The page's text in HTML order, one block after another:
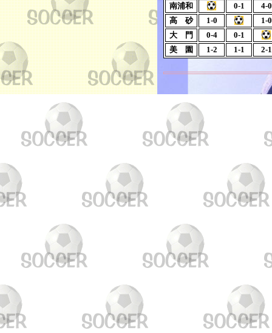
南浦和
0-1
4-0
高 砂
1-0
1-0
大 門
0-4
0-1
美 園
1-2 1-1 2-1